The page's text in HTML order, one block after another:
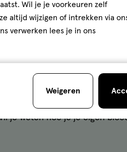
verschillende oorzaken
ademhalen, kan
als je duizelig bent,
. Hierdoor kan er een licht
je weten hoe je je eigen
Wil je je voorkeuren zelf
altijd wijzigen of intrekken via
verwerken lees je in ons
Weigeren